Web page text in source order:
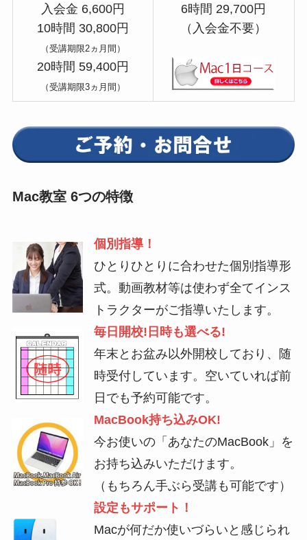
入会金 6,600円
10時間 30,800円
（受講期限2ヵ月間）
20時間 59,400円
（受講期限3ヵ月間）
6時間 29,700円
（入会金不要）
Mac教室 6つの特徴
個別指導！
ひとりひとりに合わせた個別指導形
式。動画教材等は使わず全てインス
トラクターがご指導いたします。
毎日開校!日時も選べる!
年末とお盆み以外開校しており、随
時受付しています。空いていれば前
日でも予約可能です。
MacBook持ち込みOK!
今お使いの「あなたのMacBook」を
お持ち込みいただけます。
（もちろん手ぶら受講も可能です）
設定もサポート！
Macが何だか使いづらいと感じられ